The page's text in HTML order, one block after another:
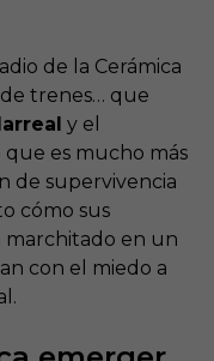
de la Cerámica
trenes… que
y el
es mucho más
de supervivencia
cómo sus
marchitado en un
con el miedo a